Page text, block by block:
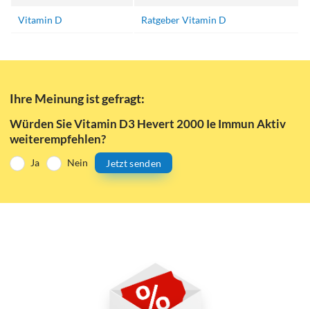
Vitamin D Ratgeber Vitamin D
Ihre Meinung ist gefragt:
Würden Sie Vitamin D3 Hevert 2000 Ie Immun Aktiv
weiterempfehlen?
Ja Nein Jetzt senden